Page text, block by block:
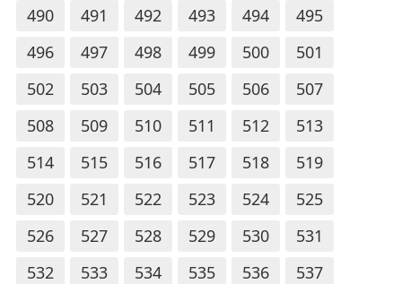
490
491 492 493 494
495
496
497 498 499 500
501
502
503 504 505 506
507
508
509 510 511 512
513
514
515 516 517 518
519
520
521 522 523 524
525
526
527 528 529 530
531
532
533 534 535 536
537